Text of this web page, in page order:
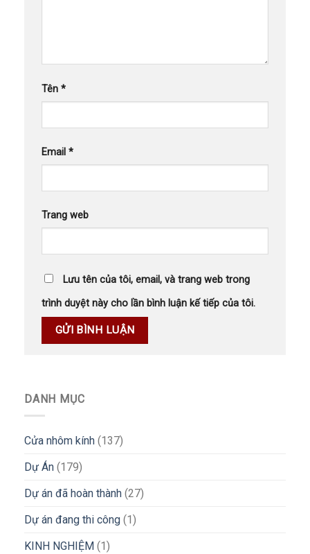
Tên *
Email *
Trang web
Lưu tên của tôi, email, và trang web trong
trình duyệt này cho lần bình luận kế tiếp của tôi.
DANH MỤC
Cửa nhôm kính (137)
Dự Án (179)
Dự án đã hoàn thành (27)
Dự án đang thi công (1)
KINH NGHIỆM (1)